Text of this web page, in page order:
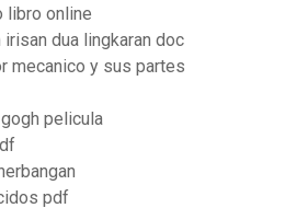
libro online
dua lingkaran doc
mecanico y sus partes
pelicula
pdf